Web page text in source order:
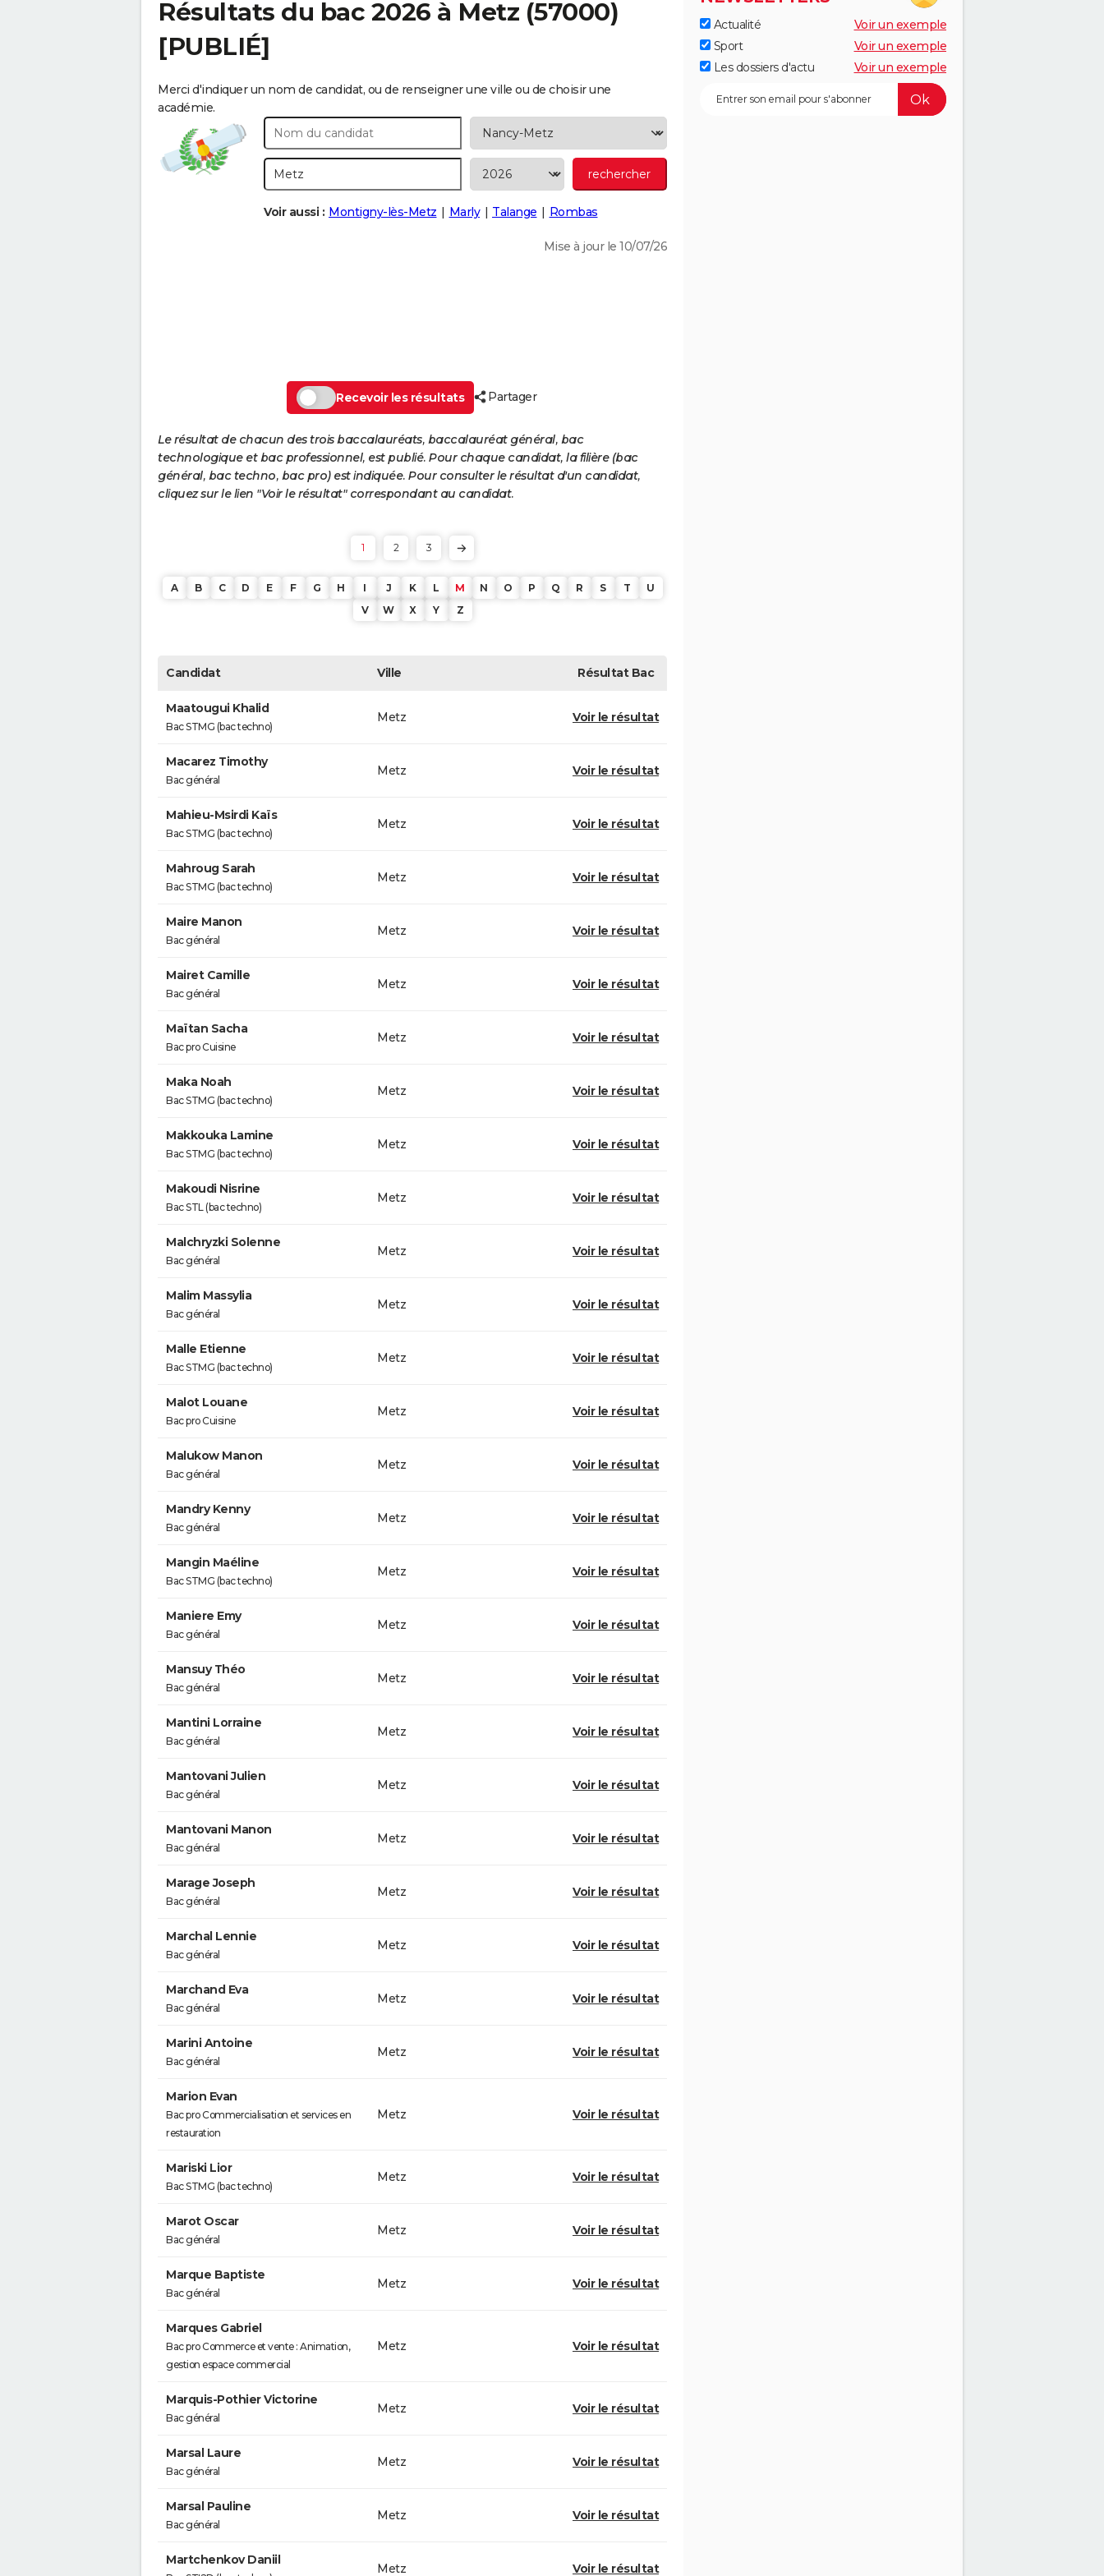
Résultats du bac 2026 à Metz (57000)
[PUBLIÉ]
Merci d'indiquer un nom de candidat, ou de renseigner une ville ou de choisir une
académie.
Voir aussi : Montigny-lès-Metz Marly Talange Rombas
Mise à jour le 10/07/26
Recevoir les résultats Partager
Le résultat de chacun des trois baccalauréats, baccalauréat général, bac
technologique et bac professionnel, est publié. Pour chaque candidat, la filière (bac
général, bac techno, bac pro) est indiquée. Pour consulter le résultat d'un candidat,
cliquez sur le lien "Voir le résultat" correspondant au candidat.
1 2 3
A B C D E F G H I J K L M N O P Q R S T
U
V
W X Y Z
Candidat Ville RésultatBac
Maatougui Khalid
Bac STMG (bac techno)
Metz Voir le résultat
Macarez Timothy
Bac général
Metz Voir le résultat
Mahieu-Msirdi Kaïs
Bac STMG (bac techno)
Metz Voir le résultat
Mahroug Sarah
Bac STMG (bac techno)
Metz Voir le résultat
Maire Manon
Bac général
Metz Voir le résultat
Mairet Camille
Bac général
Metz Voir le résultat
Maïtan Sacha
Bac pro Cuisine
Metz Voir le résultat
Maka Noah
Bac STMG (bac techno)
Metz Voir le résultat
Makkouka Lamine
Bac STMG (bac techno)
Metz Voir le résultat
Makoudi Nisrine
Bac STL (bac techno)
Metz Voir le résultat
Malchryzki Solenne
Bac général
Metz Voir le résultat
Malim Massylia
Bac général
Metz Voir le résultat
Malle Etienne
Bac STMG (bac techno)
Metz Voir le résultat
Malot Louane
Bac pro Cuisine
Metz Voir le résultat
Malukow Manon
Bac général
Metz Voir le résultat
Mandry Kenny
Bac général
Metz Voir le résultat
Mangin Maéline
Bac STMG (bac techno)
Metz Voir le résultat
Maniere Emy
Bac général
Metz Voir le résultat
Mansuy Théo
Bac général
Metz Voir le résultat
Mantini Lorraine
Bac général
Metz Voir le résultat
Mantovani Julien
Bac général
Metz Voir le résultat
Mantovani Manon
Bac général
Metz Voir le résultat
Marage Joseph
Bac général
Metz Voir le résultat
Marchal Lennie
Bac général
Metz Voir le résultat
Marchand Eva
Bac général
Metz Voir le résultat
Marini Antoine
Bac général
Metz Voir le résultat
Marion Evan
Bac pro Commercialisation et services en
restauration
Metz Voir le résultat
Mariski Lior
Bac STMG (bac techno)
Metz Voir le résultat
Marot Oscar
Bac général
Metz Voir le résultat
Marque Baptiste
Bac général
Metz Voir le résultat
Marques Gabriel
Bac pro Commerce et vente : Animation,
gestion espace commercial
Metz Voir le résultat
Marquis-Pothier Victorine
Bac général
Metz Voir le résultat
Marsal Laure
Bac général
Metz Voir le résultat
Marsal Pauline
Bac général
Metz Voir le résultat
Martchenkov Daniil
Metz Voir le résultat
Actualité
Voir un exemple
Sport
Voir un exemple
Les dossiers d'actu
Voir un exemple